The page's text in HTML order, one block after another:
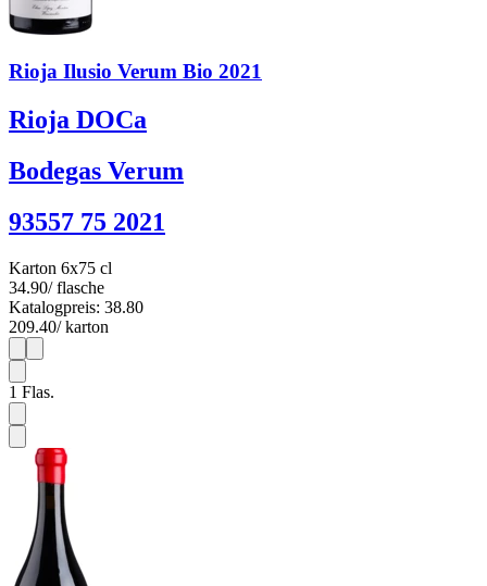
Rioja Ilusio Verum Bio 2021
Rioja DOCa
Bodegas Verum
93557 75 2021
Karton 6x75 cl
34.90/ flasche
Katalogpreis: 38.80
209.40/ karton
1
1 Flas.